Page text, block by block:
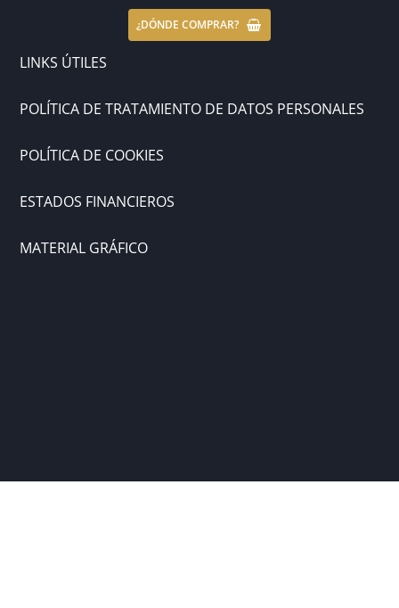
¿DÓNDE COMPRAR?
LINKS ÚTILES
POLÍTICA DE TRATAMIENTO DE DATOS PERSONALES
POLÍTICA DE COOKIES
ESTADOS FINANCIEROS
MATERIAL GRÁFICO